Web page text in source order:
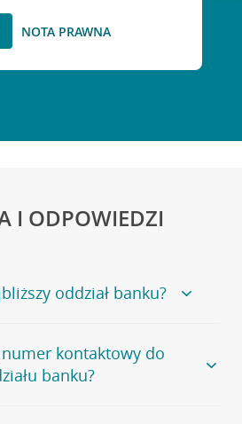
NOTA PRAWNA
I ODPOWIEDZI
oddział banku?
banku, zapraszamy na
, na której znajduje się
kontaktowy do
banku?